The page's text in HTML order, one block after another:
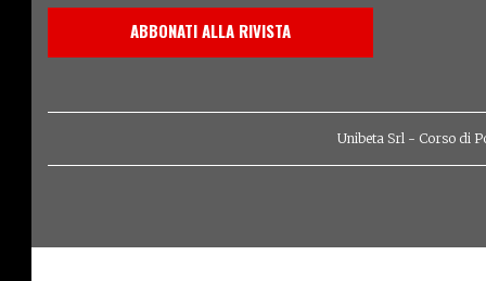
ABBONATI ALLA RIVISTA
Unibeta Srl - Corso di